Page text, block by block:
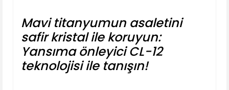
Mavi titanyumun asaletini
safir kristal ile koruyun:
Yansıma önleyici CL-12
teknolojisi ile tanışın!